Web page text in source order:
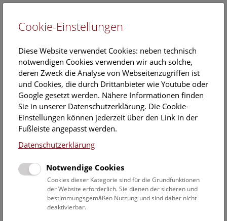
EN
Veranstaltungskalender
Informationen zu Gruppen,- Kindergarten- und
Schulprogrammen finden Siehier
Datumsfilter
15.12.2019
Cookie-Einstellungen
Diese Website verwendet Cookies: neben technisch
notwendigen Cookies verwenden wir auch solche,
deren Zweck die Analyse von Webseitenzugriffen ist
und Cookies, die durch Drittanbieter wie Youtube oder
Google gesetzt werden. Nähere Informationen finden
Sie in unserer Datenschutzerklärung. Die Cookie-
Einstellungen können jederzeit über den Link in der
Fußleiste angepasst werden.
Datenschutzerklärung
Notwendige Cookies
Cookies dieser Kategorie sind für die Grundfunktionen
der Website erforderlich. Sie dienen der sicheren und
bestimmungsgemäßen Nutzung und sind daher nicht
deaktivierbar.